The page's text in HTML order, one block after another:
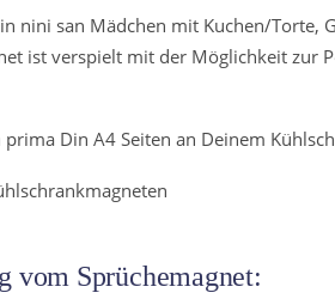
nini san Mädchen mit Kuchen/Torte,
ist verspielt mit der Möglichkeit zur
Din A4 Seiten an Deinem
vom Sprüchemagnet: